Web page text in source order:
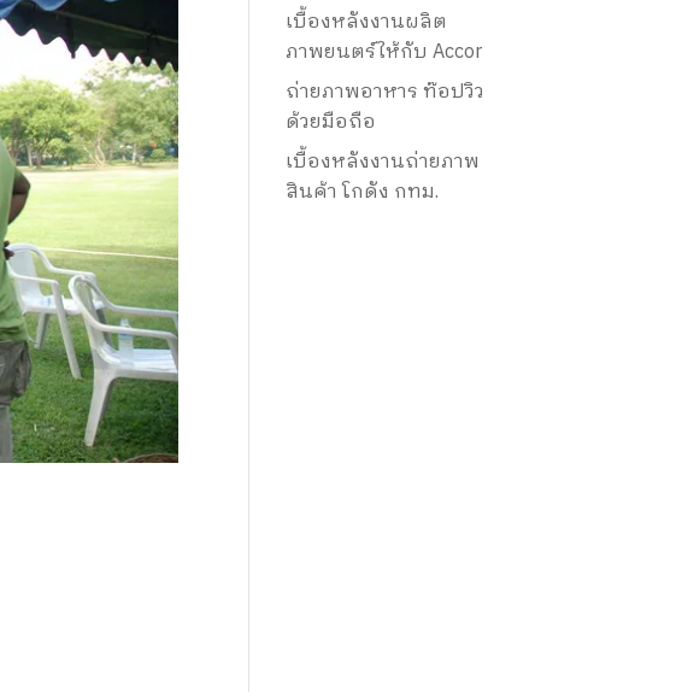
เบื้องหลังงานผลิต
ภาพยนตร์ให้กับ Accor
ถ่ายภาพอาหาร ท๊อปวิว
ด้วยมือถือ
เบื้องหลังงานถ่ายภาพ
สินค้า โกดัง กทม.